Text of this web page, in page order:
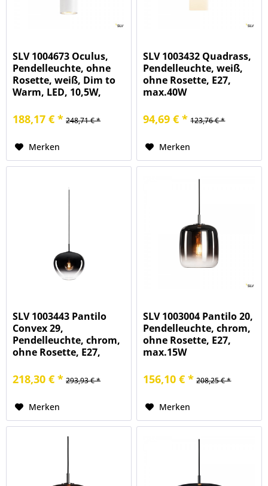
SLV 1004673 Oculus,
Pendelleuchte, ohne
Rosette, weiß, Dim to
Warm, LED, 10,5W,
188,17 € * 248,71 € *
Merken
SLV 1003432 Quadrass,
Pendelleuchte, weiß,
ohne Rosette, E27,
max.40W
94,69 € * 123,76 € *
Merken
SLV 1003443 Pantilo
Convex 29,
Pendelleuchte, chrom,
ohne Rosette, E27,
218,30 € * 293,93 € *
Merken
SLV 1003004 Pantilo 20,
Pendelleuchte, chrom,
ohne Rosette, E27,
max.15W
156,10 € * 208,25 € *
Merken